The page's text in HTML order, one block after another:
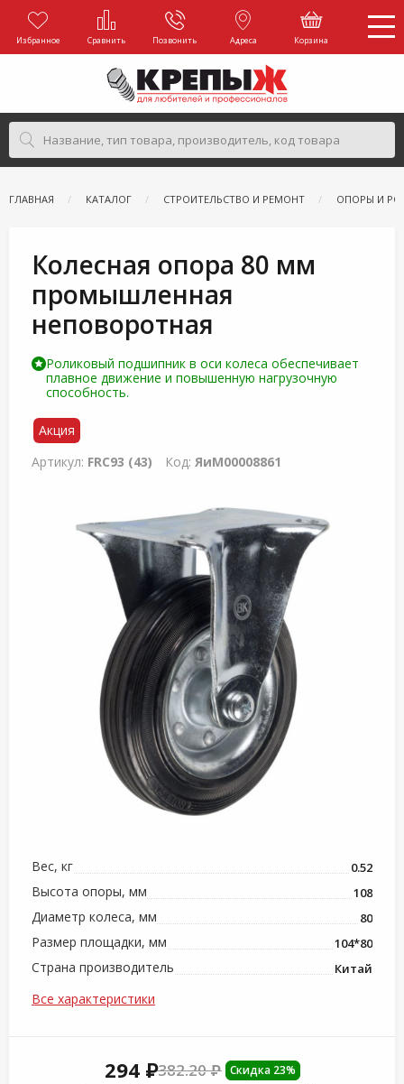
Избранное Сравнить Позвонить Адреса Корзина
ГЛАВНАЯ КАТАЛОГ СТРОИТЕЛЬСТВО И РЕМОНТ ОПОРЫ И
Колесная опора 80 мм
промышленная
неповоротная
Роликовый подшипник в оси колеса обеспечивает
плавное движение и повышенную нагрузочную
способность.
Акция
Артикул: FRC93 (43) Код: ЯиМ00008861
Вес, кг 0.52
Высота опоры, мм 108
Диаметр колеса, мм 80
Размер площадки, мм 104*80
Страна производитель Китай
Все характеристики
294 ₽382.20 ₽ Скидка 23%